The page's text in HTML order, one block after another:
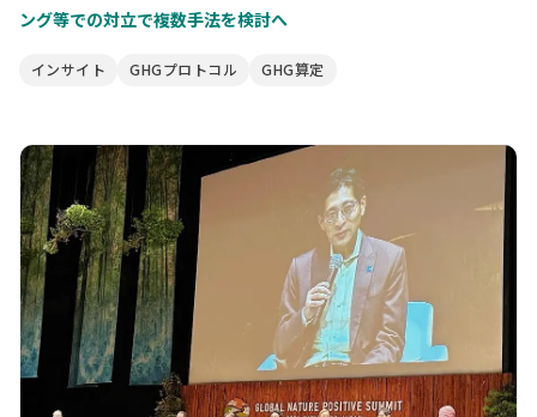
ング等での対立で複数手法を検討へ
インサイト GHGプロトコル GHG算定